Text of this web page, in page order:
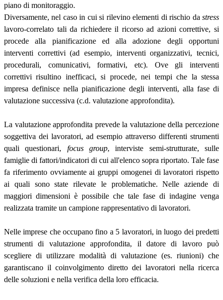
piano di monitoraggio.
Diversamente, nel caso in cui si rilevino elementi di rischio da stress
lavoro-correlato tali da richiedere il ricorso ad azioni correttive, si
procede alla pianificazione ed alla adozione degli opportuni
interventi correttivi (ad esempio, interventi organizzativi, tecnici,
procedurali, comunicativi, formativi, etc). Ove gli interventi
correttivi risultino inefficaci, si procede, nei tempi che la stessa
impresa definisce nella pianificazione degli interventi, alla fase di
valutazione successiva (c.d. valutazione approfondita).
La valutazione approfondita prevede la valutazione della percezione
soggettiva dei lavoratori, ad esempio attraverso differenti strumenti
quali questionari, focus group, interviste semi-strutturate, sulle
famiglie di fattori/indicatori di cui all'elenco sopra riportato. Tale fase
fa riferimento ovviamente ai gruppi omogenei di lavoratori rispetto
ai quali sono state rilevate le problematiche. Nelle aziende di
maggiori dimensioni è possibile che tale fase di indagine venga
realizzata tramite un campione rappresentativo di lavoratori.
Nelle imprese che occupano fino a 5 lavoratori, in luogo dei predetti
strumenti di valutazione approfondita, il datore di lavoro può
scegliere di utilizzare modalità di valutazione (es. riunioni) che
garantiscano il coinvolgimento diretto dei lavoratori nella ricerca
delle soluzioni e nella verifica della loro efficacia.